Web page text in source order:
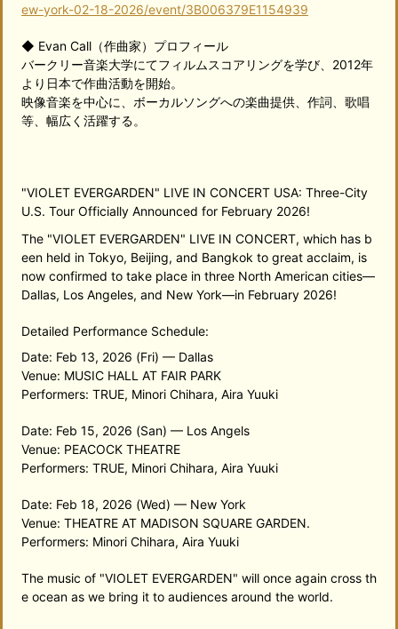
ew-york-02-18-2026/event/3B006379E1154939
◆ Evan Call（作曲家）プロフィール
バークリー音楽大学にてフィルムスコアリングを学び、2012年
より日本で作曲活動を開始。
映像音楽を中心に、ボーカルソングへの楽曲提供、作詞、歌唱
等、幅広く活躍する。
"VIOLET EVERGARDEN" LIVE IN CONCERT USA: Three-City
U.S. Tour Officially Announced for February 2026!
The "VIOLET EVERGARDEN" LIVE IN CONCERT, which has b
een held in Tokyo, Beijing, and Bangkok to great acclaim, is
now confirmed to take place in three North American cities—
Dallas, Los Angeles, and New York—in February 2026!
Detailed Performance Schedule:
Date: Feb 13, 2026 (Fri) — Dallas
Venue: MUSIC HALL AT FAIR PARK
Performers: TRUE, Minori Chihara, Aira Yuuki
Date: Feb 15, 2026 (San) — Los Angels
Venue: PEACOCK THEATRE
Performers: TRUE, Minori Chihara, Aira Yuuki
Date: Feb 18, 2026 (Wed) — New York
Venue: THEATRE AT MADISON SQUARE GARDEN.
Performers: Minori Chihara, Aira Yuuki
The music of "VIOLET EVERGARDEN" will once again cross th
e ocean as we bring it to audiences around the world.